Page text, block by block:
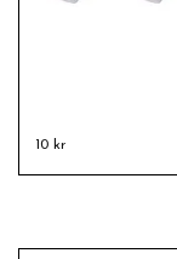
10 kr